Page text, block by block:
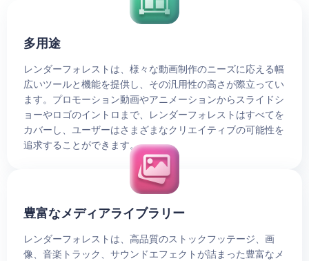
多用途
レンダーフォレストは、様々な動画制作のニーズに応える幅
広いツールと機能を提供し、その汎用性の高さが際立ってい
ます。プロモーション動画やアニメーションからスライドシ
ョーやロゴのイントロまで、レンダーフォレストはすべてを
カバーし、ユーザーはさまざまなクリエイティブの可能性を
追求することができます。
豊富なメディアライブラリー
レンダーフォレストは、高品質のストックフッテージ、画
像、音楽トラック、サウンドエフェクトが詰まった豊富なメ